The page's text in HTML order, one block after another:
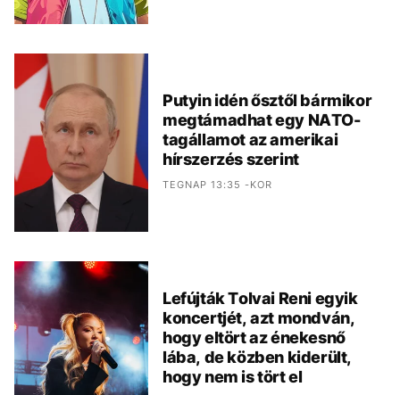
Putyin idén ősztől bármikor
megtámadhat egy NATO-
tagállamot az amerikai
hírszerzés szerint
TEGNAP 13:35 -KOR
Lefújták Tolvai Reni egyik
koncertjét, azt mondván,
hogy eltört az énekesnő
lába, de közben kiderült,
hogy nem is tört el